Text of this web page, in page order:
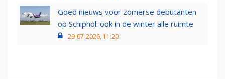
Goed nieuws voor zomerse debutanten
op Schiphol: ook in de winter alle ruimte
29-07-2026, 11:20